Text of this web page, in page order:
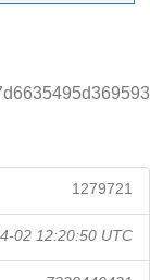
1279721
02 12:20:50 UTC